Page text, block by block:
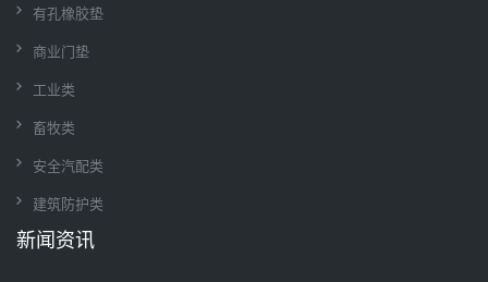
有孔橡胶垫
商业门垫
工业类
畜牧类
安全汽配类
建筑防护类
新闻资讯